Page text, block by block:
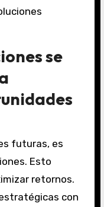
se
futuras, es
Esto
retornos.
con